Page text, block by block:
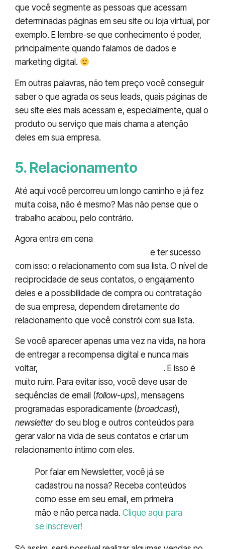
que você segmente as pessoas que acessam
determinadas páginas em seu site ou loja virtual, por
exemplo. E lembre-se que conhecimento é poder,
principalmente quando falamos de dados e
marketing digital.
Em outras palavras, não tem preço você conseguir
saber o que agrada os seus leads, quais páginas de
seu site eles mais acessam e, especialmente, qual o
produto ou serviço que mais chama a atenção
deles em sua empresa.
5. Relacionamento
Até aqui você percorreu um longo caminho e já fez
muita coisa, não é mesmo? Mas não pense que o
trabalho acabou, pelo contrário.
Agora entra em cena
e ter sucesso
com isso: o relacionamento com sua lista. O nível de
reciprocidade de seus contatos, o engajamento
deles e a possibilidade de compra ou contratação
de sua empresa, dependem diretamente do
relacionamento que você constrói com sua lista.
Se você aparecer apenas uma vez na vida, na hora
de entregar a recompensa digital e nunca mais
voltar,
. E isso é
muito ruim. Para evitar isso, você deve usar de
sequências de email (follow-ups), mensagens
programadas esporadicamente (broadcast),
newsletterdo seu blog e outros conteúdos para
gerar valor na vida de seus contatos e criar um
relacionamento íntimo com eles.
Por falar em Newsletter, você já se
cadastrou na nossa? Receba conteúdos
como esse em seu email, em primeira
mão e não perca nada. Clique aqui para
se inscrever!